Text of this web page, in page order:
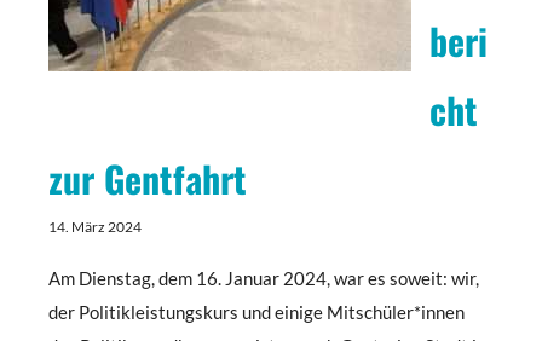
beri
cht
zur Gentfahrt
14. März 2024
Am Dienstag, dem 16. Januar 2024, war es soweit: wir,
der Politikleistungskurs und einige Mitschüler*innen